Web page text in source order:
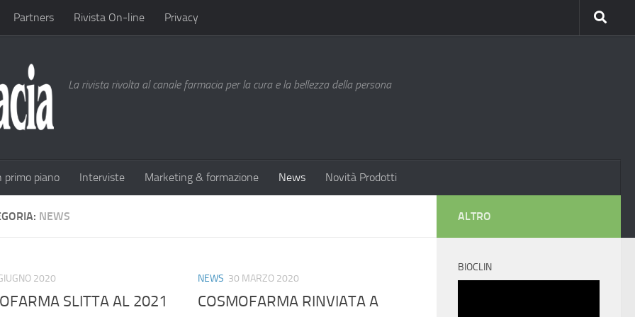
Partners Rivista On-line Privacy
La rivista rivolta al canale farmacia per la cura e la bellezza della persona
primo piano Interviste Marketing & formazione News Novità Prodotti
NEWS
2020
SLITTA AL 2021
NEWS 30 MARZO 2020
COSMOFARMA RINVIATA A
ALTRO
BIOCLIN